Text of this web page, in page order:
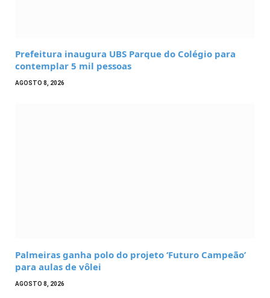
Prefeitura inaugura UBS Parque do Colégio para
contemplar 5 mil pessoas
AGOSTO 8, 2026
Palmeiras ganha polo do projeto ‘Futuro Campeão’
para aulas de vôlei
AGOSTO 8, 2026